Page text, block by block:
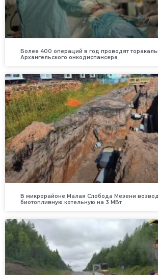
Более 400 операций в год проводят
Архангельского онкодиспансера
В микрорайоне Малая Слобода Мезени
биотопливную котельную на 3 МВт